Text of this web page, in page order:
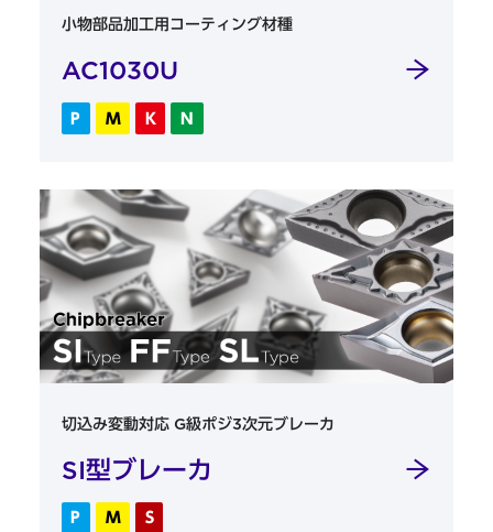
小物部品加工用コーティング材種
AC1030U
P M K N
切込み変動対応 G級ポジ3次元ブレーカ
SI型ブレーカ
P M S